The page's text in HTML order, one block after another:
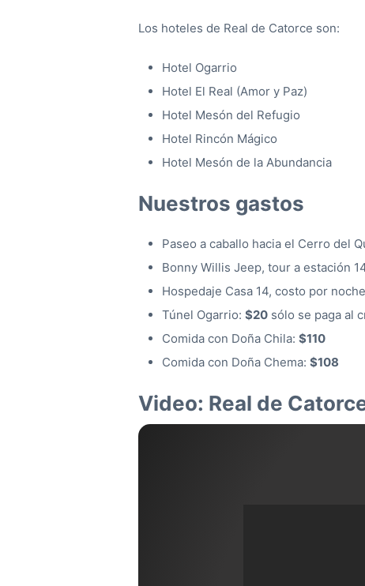
Los hoteles de Real de Catorce son:
Hotel Ogarrio
Hotel El Real (Amor y Paz)
Hotel Mesón del Refugio
Hotel Rincón Mágico
Hotel Mesón de la Abundancia
Nuestros gastos
Paseo a caballo hacia el Cerro del
Bonny Willis Jeep, tour a estación
Hospedaje Casa 14, costo por
Túnel Ogarrio: $20 sólo se paga al
Comida con Doña Chila: $110
Comida con Doña Chema: $108
Video: Real de